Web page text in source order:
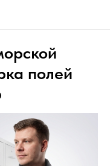
полей